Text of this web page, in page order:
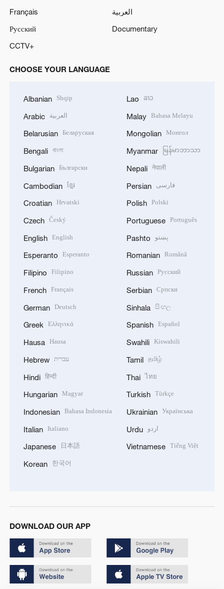
Français
العربية
Русский
Documentary
CCTV+
CHOOSE YOUR LANGUAGE
Albanian Shqip
Arabic العربية
Belarusian Беларуская
Bengali বাংলা
Bulgarian Български
Cambodian ខ្មែរ
Croatian Hrvatski
Czech Český
English English
Esperanto Esperanto
Filipino Filipino
French Français
German Deutsch
Greek Ελληνικά
Hausa Hausa
Hebrew עברית
Hindi हिन्दी
Hungarian Magyar
Indonesian Bahasa Indonesia
Italian Italiano
Japanese 日本語
Korean 한국어
Lao ລາວ
Malay Bahasa Melayu
Mongolian Монгол
Myanmar မြန်မာဘာသာ
Nepali नेपाली
Persian فارسی
Polish Polski
Portuguese Português
Pashto پښتو
Romanian Română
Russian Русский
Serbian Српски
Sinhala සිංහල
Spanish Español
Swahili Kiswahili
Tamil தமிழ்
Thai ไทย
Turkish Türkçe
Ukrainian Українська
Urdu اردو
Vietnamese Tiếng Việt
DOWNLOAD OUR APP